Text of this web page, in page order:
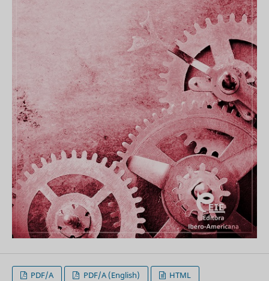
PDF/A PDF/A (English) HTML